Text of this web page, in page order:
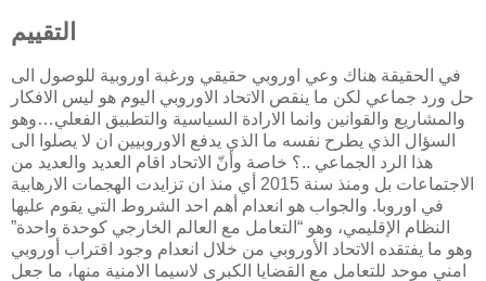
التقييم
في الحقيقة هناك وعي اوروبي حقيقي ورغبة اوروبية للوصول الى
حل ورد جماعي لكن ما ينقص الاتحاد الاوروبي اليوم هو ليس الافكار
والمشاريع والقوانين وانما الارادة السياسية والتطبيق الفعلي…وهو
السؤال الذي يطرح نفسه ما الذي يدفع الاوروبيين ان لا يصلوا الى
هذا الرد الجماعي ..؟ خاصة وأنّ الاتحاد اقام العديد والعديد من
الاجتماعات بل ومنذ سنة 2015 أي منذ ان تزايدت الهجمات الارهابية
في اوروبا. والجواب هو انعدام أهم احد الشروط التي يقوم عليها
النظام الإقليمي، وهو “التعامل مع العالم الخارجي كوحدة واحدة”
وهو ما يفتقده الاتحاد الأوروبي من خلال انعدام وجود اقتراب أوروبي
امني موحد للتعامل مع القضايا الكبرى لاسيما الامنية منها، ما جعل